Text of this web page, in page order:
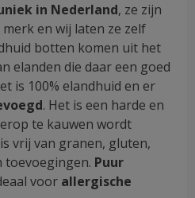
in Nederland, ze zijn
en wij laten ze zelf
botten komen uit het
elanden die daar een goed
is 100% elandhuid en er
. Het is een harde en
te kauwen wordt
vrij van granen, gluten,
toevoegingen. Puur
voor allergische